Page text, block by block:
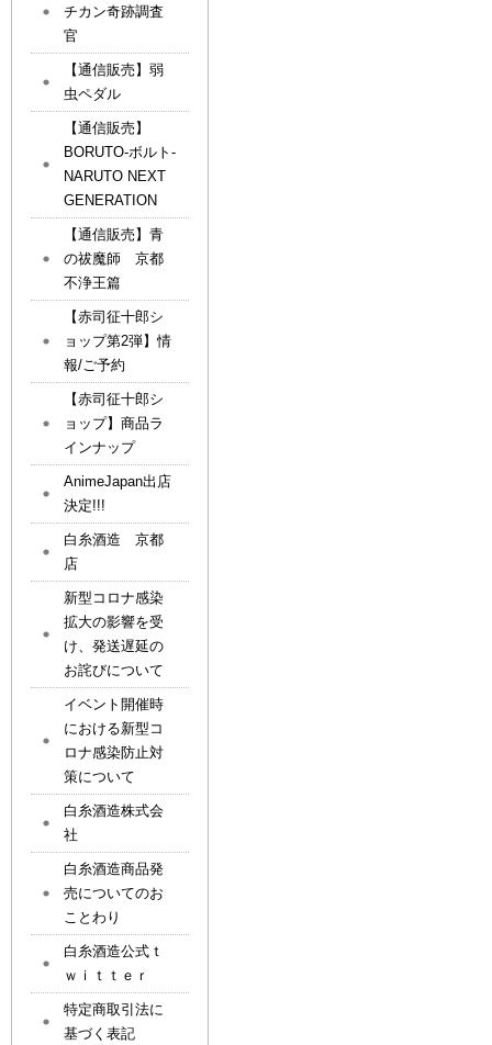
チカン奇跡調査
官
【通信販売】弱
虫ペダル
【通信販売】
BORUTO-ボルト-
NARUTO NEXT
GENERATION
【通信販売】青
の祓魔師 京都
不浄王篇
【赤司征十郎シ
ョップ第2弾】情
報/ご予約
【赤司征十郎シ
ョップ】商品ラ
インナップ
AnimeJapan出店
決定!!!
白糸酒造 京都
店
新型コロナ感染
拡大の影響を受
け、発送遅延の
お詫びについて
イベント開催時
における新型コ
ロナ感染防止対
策について
白糸酒造株式会
社
白糸酒造商品発
売についてのお
ことわり
白糸酒造公式ｔ
ｗｉｔｔｅｒ
特定商取引法に
基づく表記